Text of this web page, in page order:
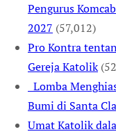
Pengurus
2027 (57,012)
Pro Kontra
Gereja Katolik
Lomba
Bumi di Santa
Umat Katolik